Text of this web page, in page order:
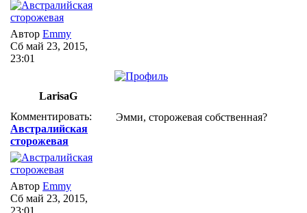
Автор Emmy
Сб май 23, 2015,
23:01
LarisaG
Комментировать:
Австралийская
сторожевая
Автор Emmy
Сб май 23, 2015,
Эмми, сторожевая собственная?